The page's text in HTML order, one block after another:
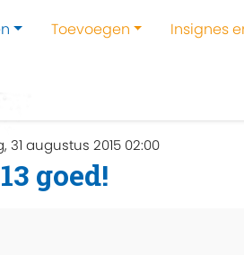
Toevoegen Insignes
31 augustus 2015 02:00
goed!